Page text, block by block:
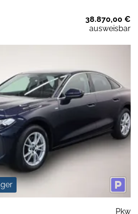
38.870,00 €
ausweisbar
Pkw